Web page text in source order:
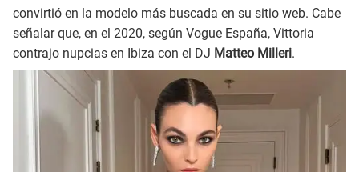
convirtió en la modelo más buscada en su sitio web. Cabe
señalar que, en el 2020, según Vogue España, Vittoria
contrajo nupcias en Ibiza con el DJ Matteo Milleri.